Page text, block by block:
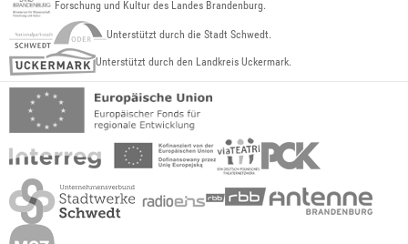
Forschung und Kultur des Landes Brandenburg.
Unterstützt durch die Stadt Schwedt.
Unterstützt durch den Landkreis Uckermark.